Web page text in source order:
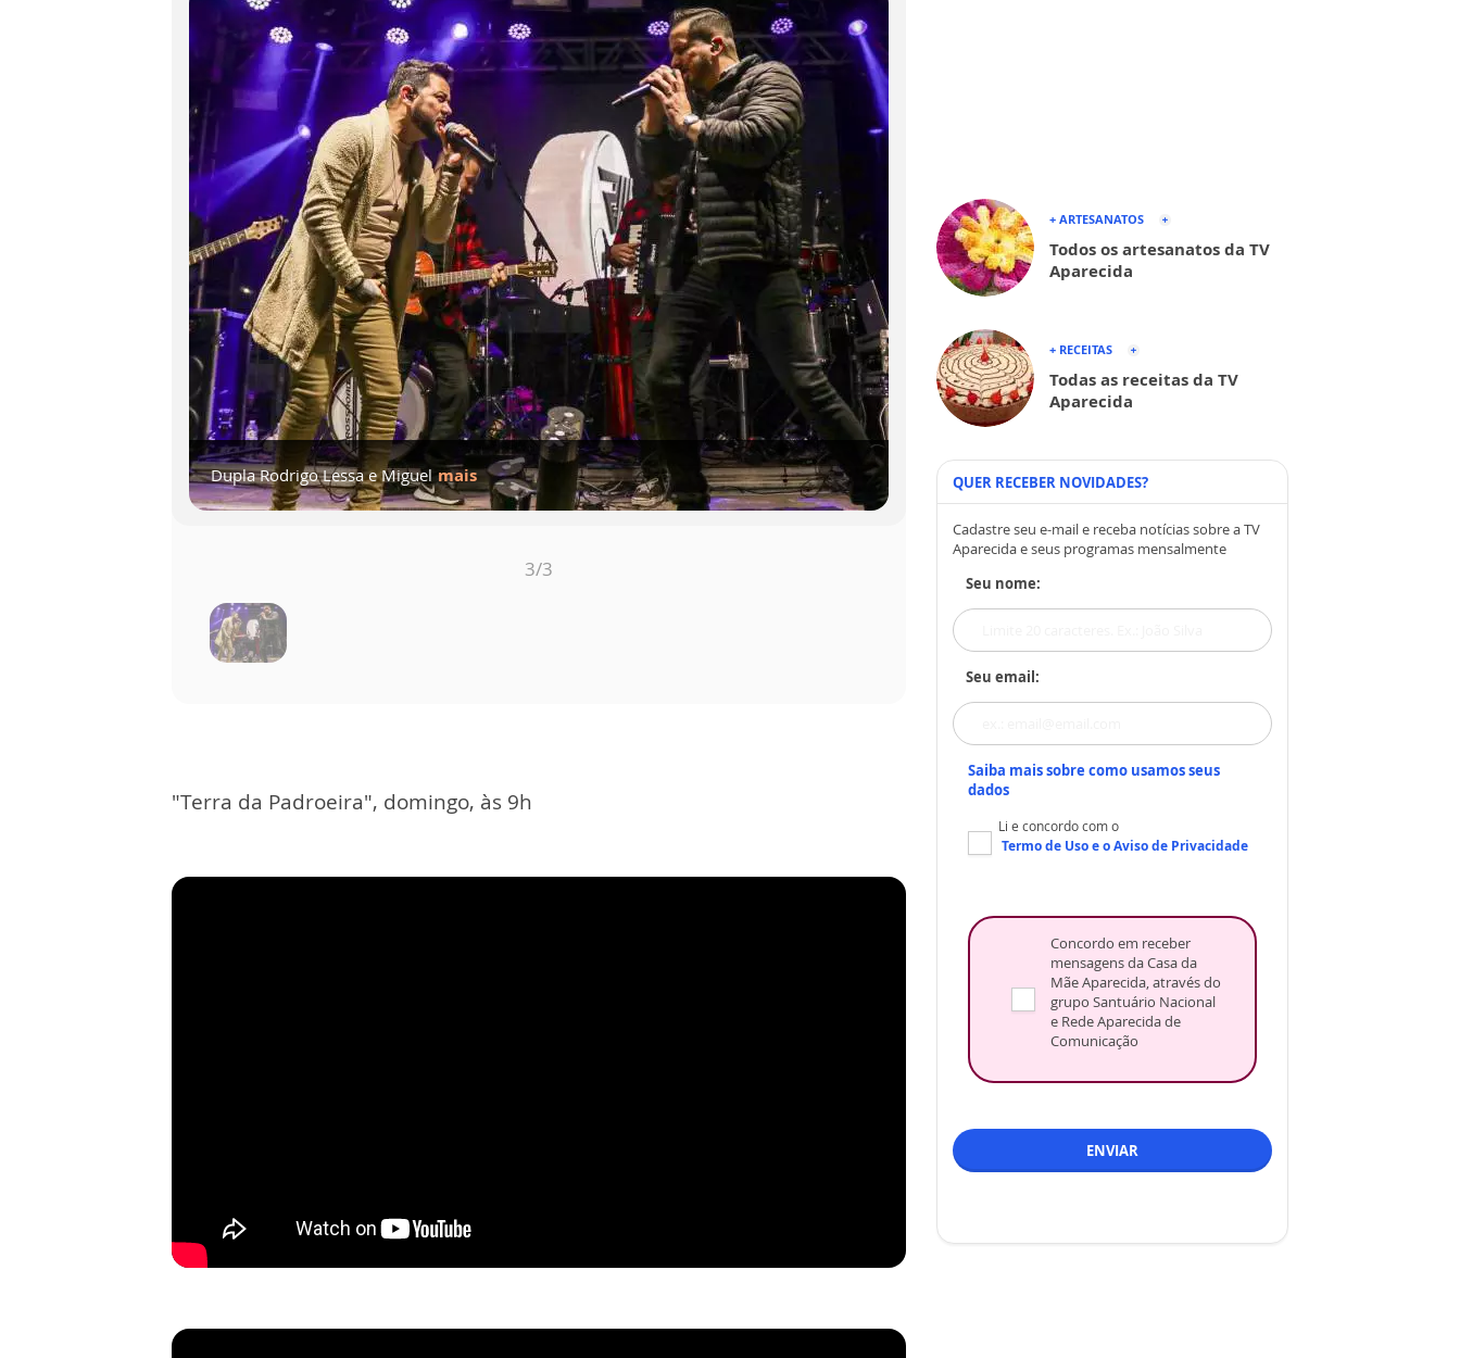
Cantor Donizete Carmago mais
Grupo Vozes do Sertão mais
Dupla Rodrigo Lessa e Miguel mais
2/3
"Terra da Padroeira", domingo, às 9h
+ ARTESANATOS
Todos os artesanatos da TV
Aparecida
+ RECEITAS
Todas as receitas da TV
Aparecida
QUER RECEBER NOVIDADES?
Cadastre seu e-mail e receba notícias sobre a TV
Aparecida e seus programas mensalmente
Seu nome:
Seu email:
Saiba mais sobre como usamos seus
dados
Li e concordo com o
Termo de Usoe oAviso de Privacidade
Concordo em receber
mensagens da Casa da
Mãe Aparecida, através do
grupo Santuário Nacional
e Rede Aparecida de
Comunicação
ENVIAR